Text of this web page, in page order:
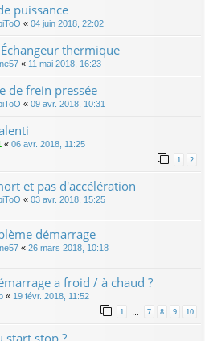
puissance
« 04 juin 2018, 22:02
Échangeur thermique
« 11 mai 2018, 16:23
de frein pressée
« 09 avr. 2018, 10:31
« 06 avr. 2018, 11:25
1 2
et pas d'accélération
« 03 avr. 2018, 15:25
démarrage
« 26 mars 2018, 10:18
a froid / à chaud ?
« 19 févr. 2018, 11:52
1 … 7 8 9 10